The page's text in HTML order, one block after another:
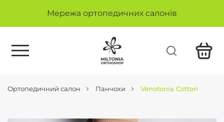
Мережа ортопедичних салонів
Ортопедичний салон Панчохи Venotonia Cotton